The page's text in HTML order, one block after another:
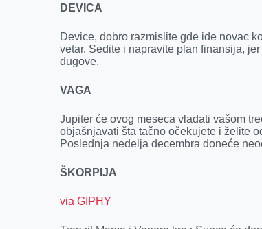
DEVICA
Device, dobro razmislite gde ide novac
vetar. Sedite i napravite plan finansija,
dugove.
VAGA
Jupiter će ovog meseca vladati vašom
objašnjavati šta tačno očekujete i želite
Poslednja nedelja decembra doneće
ŠKORPIJA
via GIPHY